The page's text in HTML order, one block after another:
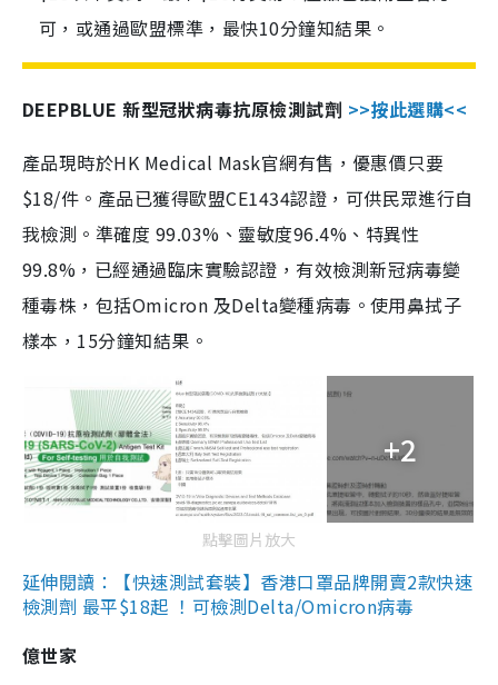
可，或通過歐盟標準，最快10分鐘知結果。
DEEPBLUE 新型冠狀病毒抗原檢測試劑 >>按此選購<<
產品現時於HK Medical Mask官網有售，優惠價只要
$18/件。產品已獲得歐盟CE1434認證，可供民眾進行自
我檢測。準確度 99.03%、靈敏度96.4%、特異性
99.8%，已經通過臨床實驗認證，有效檢測新冠病毒變
種毒株，包括Omicron 及Delta變種病毒。使用鼻拭子
樣本，15分鐘知結果。
+2
點擊圖片放大
延伸閱讀：【快速測試套裝】香港口罩品牌開賣2款快速
檢測劑 最平$18起 ！可檢測Delta/Omicron病毒
億世家